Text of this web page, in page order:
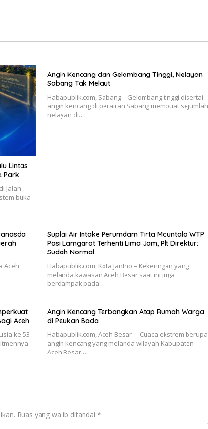
Lintas
Park
Jalan
buka
Angin Kencang dan Gelombang Tinggi, Nelayan
Sabang Tak Melaut
Habapublik.com, Sabang – Gelombang tinggi disertai
angin kencang di perairan Sabang membuat sejumlah
nelayan di…
Aceh
Suplai Air Intake Perumdam Tirta Mountala WTP
Pasi Lamgarot Terhenti Lima Jam, Plt Direktur:
Sudah Normal
Habapublik.com, Kota Jantho – Kekeringan yang
melanda kawasan Aceh Besar saat ini juga
berdampak pada…
Aceh
ke-53
Angin Kencang Terbangkan Atap Rumah Warga
di Peukan Bada
Habapublik.com, Aceh Besar – Cuaca ekstrem berupa
angin kencang yang melanda wilayah Kabupaten
Aceh Besar…
Ruas yang wajib ditandai *